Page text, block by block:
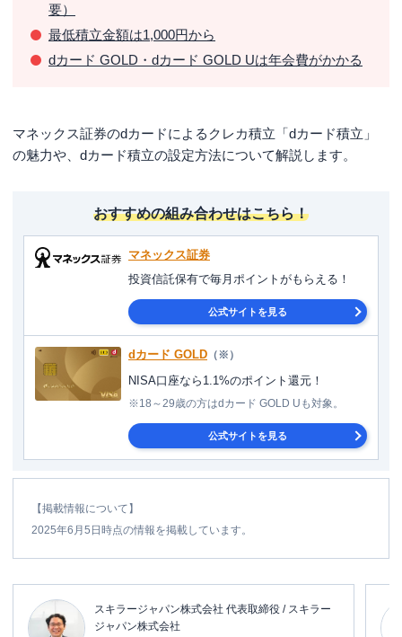
要）
最低積立金額は1,000円から
dカード GOLD・dカード GOLD Uは年会費がかかる
マネックス証券のdカードによるクレカ積立「dカード積立」
の魅力や、dカード積立の設定方法について解説します。
おすすめの組み合わせはこちら！
マネックス証券
投資信託保有で毎月ポイントがもらえる！
公式サイトを見る
dカード GOLD （※）
NISA口座なら1.1%のポイント還元！
※18～29歳の方はdカード GOLD Uも対象。
公式サイトを見る
【掲載情報について】
2025年6月5日時点の情報を掲載しています。
スキラージャパン株式会社 代表取締役 / スキラー
ジャパン株式会社